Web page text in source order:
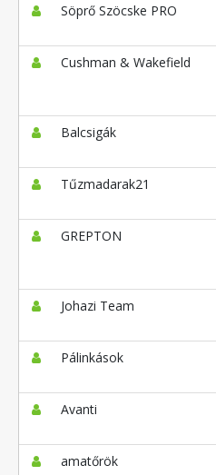
Söprő Szöcske PRO
Cushman & Wakefield
Balcsigák
Tűzmadarak21
GREPTON
Johazi Team
Pálinkások
Avanti
amatőrök